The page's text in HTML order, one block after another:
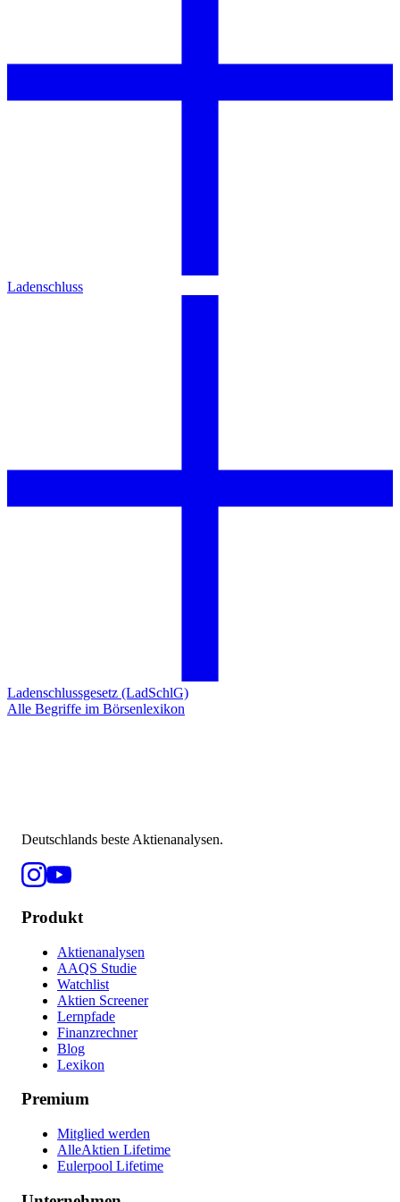
Ladenschluss
Ladenschlussgesetz (LadSchlG)
Alle Begriffe im Börsenlexikon
Deutschlands beste Aktienanalysen.
Produkt
Aktienanalysen
AAQS Studie
Watchlist
Aktien Screener
Lernpfade
Finanzrechner
Blog
Lexikon
Premium
Mitglied werden
AlleAktien Lifetime
Eulerpool Lifetime